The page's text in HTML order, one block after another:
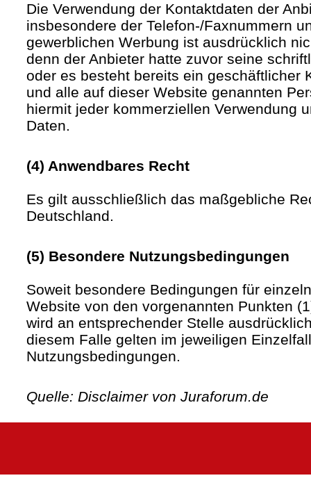
Die Verwendung der Kontaktdaten der
insbesondere der Telefon-/Faxnummern
gewerblichen Werbung ist ausdrücklich
denn der Anbieter hatte zuvor seine
oder es besteht bereits ein geschäftlicher
und alle auf dieser Website genannten
hiermit jeder kommerziellen Verwendung
Daten.
(4) Anwendbares Recht
Es gilt ausschließlich das maßgebliche
Deutschland.
(5) Besondere Nutzungsbedingungen
Soweit besondere Bedingungen für
Website von den vorgenannten Punkten
wird an entsprechender Stelle
diesem Falle gelten im jeweiligen
Nutzungsbedingungen.
Quelle: Disclaimer von Juraforum.de